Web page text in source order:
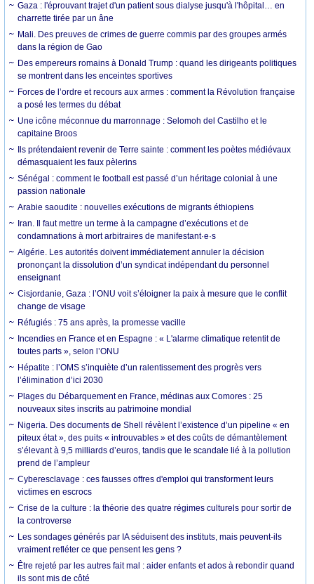
Gaza : l'éprouvant trajet d'un patient sous dialyse jusqu'à l'hôpital… en
charrette tirée par un âne
Mali. Des preuves de crimes de guerre commis par des groupes armés
dans la région de Gao
Des empereurs romains à Donald Trump : quand les dirigeants politiques
se montrent dans les enceintes sportives
Forces de l’ordre et recours aux armes : comment la Révolution française
a posé les termes du débat
Une icône méconnue du marronnage : Selomoh del Castilho et le
capitaine Broos
Ils prétendaient revenir de Terre sainte : comment les poètes médiévaux
démasquaient les faux pèlerins
Sénégal : comment le football est passé d’un héritage colonial à une
passion nationale
Arabie saoudite : nouvelles exécutions de migrants éthiopiens
Iran. Il faut mettre un terme à la campagne d’exécutions et de
condamnations à mort arbitraires de manifestant·e·s
Algérie. Les autorités doivent immédiatement annuler la décision
prononçant la dissolution d’un syndicat indépendant du personnel
enseignant
Cisjordanie, Gaza : l’ONU voit s’éloigner la paix à mesure que le conflit
change de visage
Réfugiés : 75 ans après, la promesse vacille
Incendies en France et en Espagne : « L'alarme climatique retentit de
toutes parts », selon l’ONU
Hépatite : l’OMS s’inquiète d’un ralentissement des progrès vers
l’élimination d’ici 2030
Plages du Débarquement en France, médinas aux Comores : 25
nouveaux sites inscrits au patrimoine mondial
Nigeria. Des documents de Shell révèlent l’existence d’un pipeline « en
piteux état », des puits « introuvables » et des coûts de démantèlement
s’élevant à 9,5 milliards d’euros, tandis que le scandale lié à la pollution
prend de l’ampleur
Cyberesclavage : ces fausses offres d'emploi qui transforment leurs
victimes en escrocs
Crise de la culture : la théorie des quatre régimes culturels pour sortir de
la controverse
Les sondages générés par IA séduisent des instituts, mais peuvent-ils
vraiment refléter ce que pensent les gens ?
Être rejeté par les autres fait mal : aider enfants et ados à rebondir quand
ils sont mis de côté